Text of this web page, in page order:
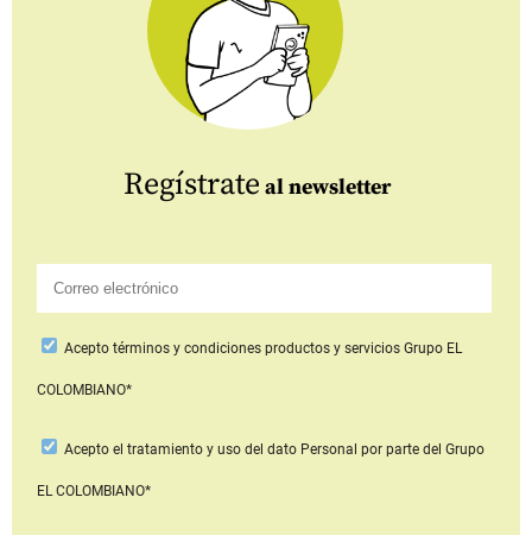
Regístrate al newsletter
Aceptotérminos y condiciones productos y serviciosGrupo EL
COLOMBIANO*
Acepto el tratamiento y uso del dato Personal por parte del Grupo
EL COLOMBIANO*